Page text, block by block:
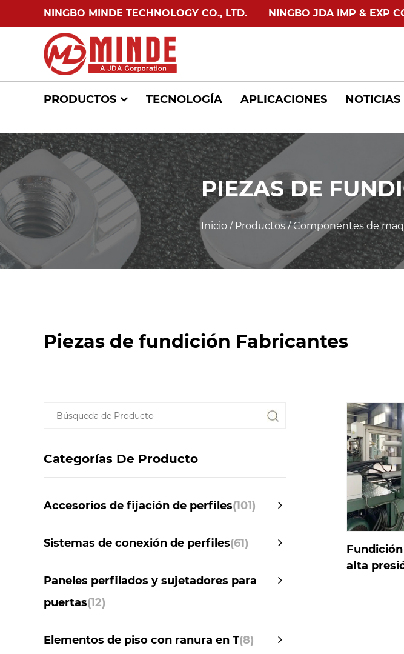
NINGBO MINDE TECHNOLOGY CO., LTD. NINGBO JDA IMP & EXP
PRODUCTOS TECNOLOGÍA APLICACIONES NOTICIAS
PIEZAS DE
Inicio / Productos/Componentes de
Piezas de fundición Fabricantes
Categorías De Producto
Accesorios de fijación de perfiles(101)
Sistemas de conexión de perfiles(61)
Paneles perfilados y sujetadores para
puertas(12)
Elementos de piso con ranura en T(8)
alta